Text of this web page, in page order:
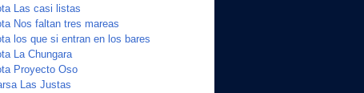
Las casi listas
Nos faltan tres mareas
los que si entran en los bares
La Chungara
Proyecto Oso
Las Justas